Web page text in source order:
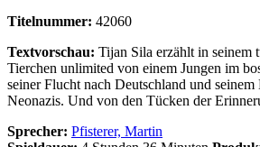
Titelnummer: 42060
Textvorschau: Tijan Sila erzählt in seinem
Tierchen unlimited von einem Jungen im
seiner Flucht nach Deutschland und seinem
Neonazis. Und von den Tücken der
Sprecher: Pfisterer, Martin